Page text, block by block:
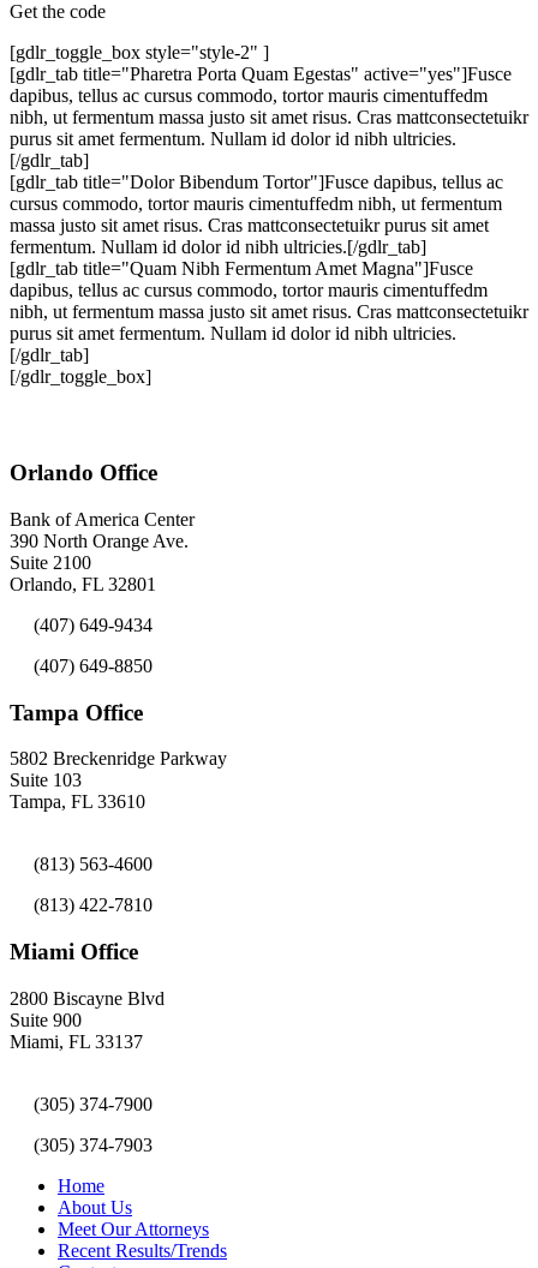
Get the code
[gdlr_toggle_box style="style-2" ]
[gdlr_tab title="Pharetra Porta Quam Egestas" active="yes"]Fusce
dapibus, tellus ac cursus commodo, tortor mauris cimentuffedm
nibh, ut fermentum massa justo sit amet risus. Cras mattconsectetuikr
purus sit amet fermentum. Nullam id dolor id nibh ultricies.
[/gdlr_tab]
[gdlr_tab title="Dolor Bibendum Tortor"]Fusce dapibus, tellus ac
cursus commodo, tortor mauris cimentuffedm nibh, ut fermentum
massa justo sit amet risus. Cras mattconsectetuikr purus sit amet
fermentum. Nullam id dolor id nibh ultricies.[/gdlr_tab]
[gdlr_tab title="Quam Nibh Fermentum Amet Magna"]Fusce
dapibus, tellus ac cursus commodo, tortor mauris cimentuffedm
nibh, ut fermentum massa justo sit amet risus. Cras mattconsectetuikr
purus sit amet fermentum. Nullam id dolor id nibh ultricies.
[/gdlr_tab]
[/gdlr_toggle_box]
Orlando Office
Bank of America Center
390 North Orange Ave.
Suite 2100
Orlando, FL 32801
(407) 649-9434
(407) 649-8850
Tampa Office
5802 Breckenridge Parkway
Suite 103
Tampa, FL 33610
(813) 563-4600
(813) 422-7810
Miami Office
2800 Biscayne Blvd
Suite 900
Miami, FL 33137
(305) 374-7900
(305) 374-7903
Home
About Us
Meet Our Attorneys
Recent Results/Trends